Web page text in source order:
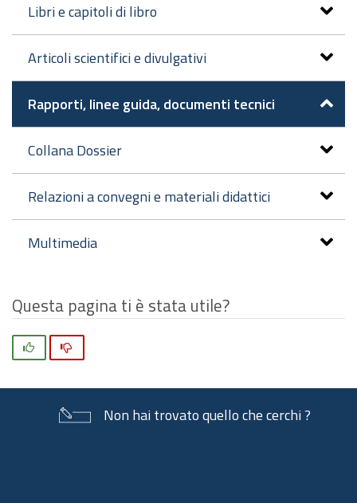
Libri e capitoli di libro
Articoli scientifici e divulgativi
Rapporti, linee guida, documenti tecnici
Collana Dossier
Relazioni a convegni e materiali didattici
Multimedia
Questa pagina ti è stata utile?
Non hai trovato quello che cerchi ?